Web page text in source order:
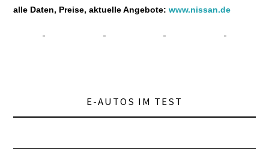
alle Daten, Preise, aktuelle Angebote: www.nissan.de
E-AUTOS IM TEST